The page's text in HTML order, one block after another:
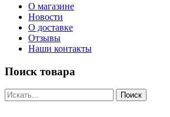
О магазине
Новости
О доставке
Отзывы
Наши контакты
Поиск товара